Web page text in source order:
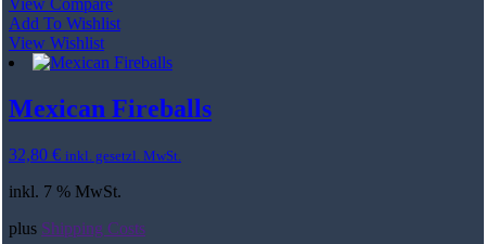
Add To Wishlist
View Wishlist
Mexican Fireballs
32,80 € inkl. gesetzl. MwSt.
inkl. 7 % MwSt.
plus Shipping Costs